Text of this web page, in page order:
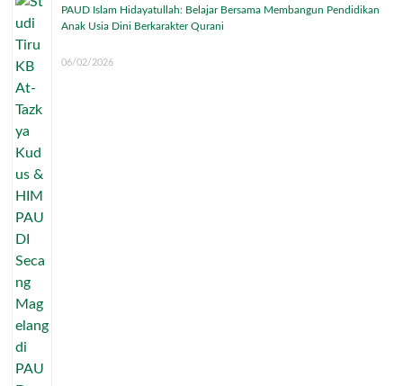
PAUD Islam Hidayatullah: Belajar Bersama Membangun Pendidikan
Anak Usia Dini Berkarakter Qurani
06/02/2026